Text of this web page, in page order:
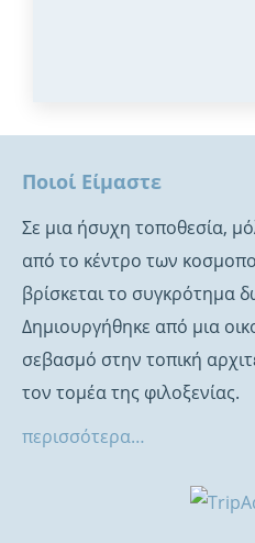
Ποιοί Είμαστε
Σε μια ήσυχη τοποθεσία,
από το κέντρο των
βρίσκεται το συγκρότημα
Δημιουργήθηκε από μια
σεβασμό στην τοπική
τον τομέα της φιλοξενίας.
περισσότερα…